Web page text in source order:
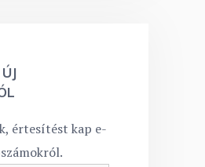
értesítést kap e-